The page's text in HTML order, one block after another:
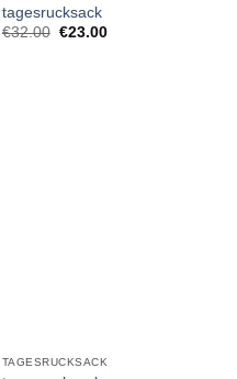
tagesrucksack
€32.00 €23.00
TAGESRUCKSACK